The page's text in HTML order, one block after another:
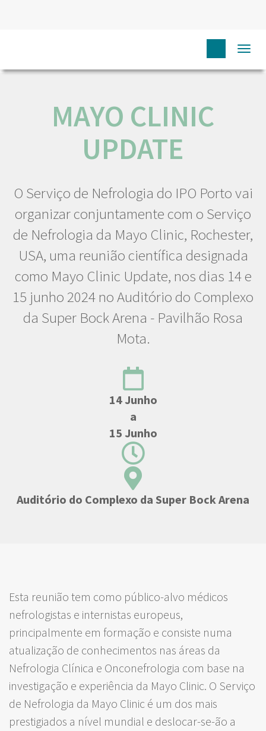
MAYO CLINIC
UPDATE
O Serviço de Nefrologia do IPO Porto vai
organizar conjuntamente com o Serviço
de Nefrologia da Mayo Clinic, Rochester,
USA, uma reunião científica designada
como Mayo Clinic Update, nos dias 14 e
15 junho 2024 no Auditório do Complexo
da Super Bock Arena - Pavilhão Rosa
Mota.
14 Junho
a
15 Junho
Auditório do Complexo da Super Bock Arena
Esta reunião tem como público-alvo médicos
nefrologistas e internistas europeus,
principalmente em formação e consiste numa
atualização de conhecimentos nas áreas da
Nefrologia Clínica e Onconefrologia com base na
investigação e experiência da Mayo Clinic. O Serviço
de Nefrologia da Mayo Clinic é um dos mais
prestigiados a nível mundial e deslocar-se-ão a